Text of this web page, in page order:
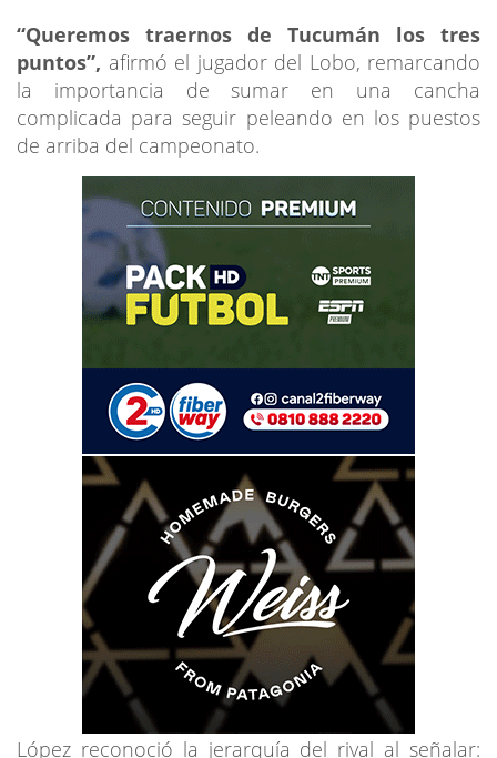
“Queremos traernos de Tucumán los tres
puntos”, afirmó el jugador del Lobo, remarcando
la importancia de sumar en una cancha
complicada para seguir peleando en los puestos
de arriba del campeonato.
López reconoció la jerarquía del rival al señalar: